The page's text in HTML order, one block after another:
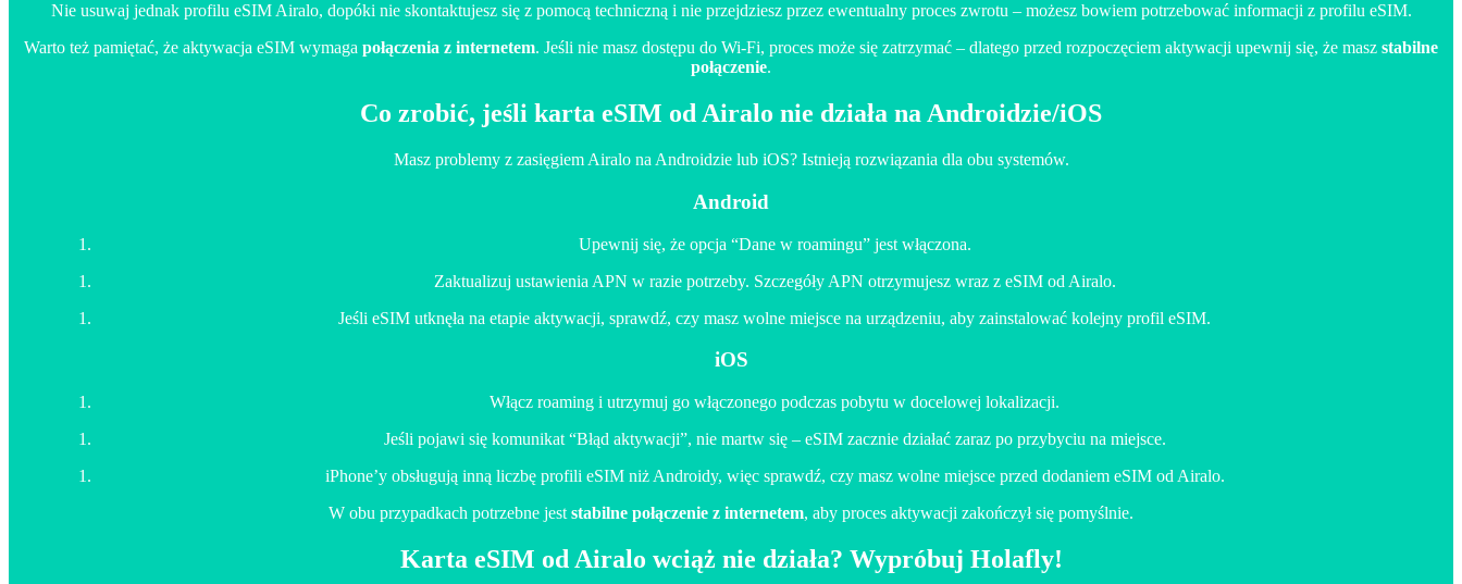
Nie usuwaj jednak profilu eSIM Airalo, dopóki nie skontaktujesz się z pomocą techniczną i nie przejdziesz przez ewentualny proces zwrotu – możesz bowiem potrzebować informacji z profilu eSIM.
Warto też pamiętać, że aktywacja eSIM wymaga połączenia z internetem. Jeśli nie masz dostępu do Wi-Fi, proces może się zatrzymać – dlatego przed rozpoczęciem aktywacji upewnij się, że masz stabilne
połączenie.
Co zrobić, jeśli karta eSIM od Airalo nie działa na Androidzie/iOS
Masz problemy z zasięgiem Airalo na Androidzie lub iOS? Istnieją rozwiązania dla obu systemów.
Android
Upewnij się, że opcja “Dane w roamingu” jest włączona.
Zaktualizuj ustawienia APN w razie potrzeby. Szczegóły APN otrzymujesz wraz z eSIM od Airalo.
Jeśli eSIM utknęła na etapie aktywacji, sprawdź, czy masz wolne miejsce na urządzeniu, aby zainstalować kolejny profil eSIM.
iOS
Włącz roaming i utrzymuj go włączonego podczas pobytu w docelowej lokalizacji.
Jeśli pojawi się komunikat “Błąd aktywacji”, nie martw się – eSIM zacznie działać zaraz po przybyciu na miejsce.
iPhone’y obsługują inną liczbę profili eSIM niż Androidy, więc sprawdź, czy masz wolne miejsce przed dodaniem eSIM od Airalo.
W obu przypadkach potrzebne jest stabilne połączenie z internetem, aby proces aktywacji zakończył się pomyślnie.
Karta eSIM od Airalo wciąż nie działa? Wypróbuj Holafly!